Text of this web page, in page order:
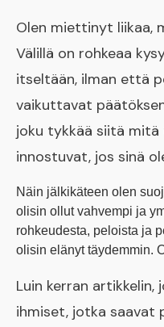
Olen miettinyt liikaa,
Välillä on rohkeaa
itseltään, ilman että
vaikuttavat
joku tykkää siitä mitä
innostuvat, jos sinä
Näin jälkikäteen olen
olisin ollut vahvempi ja
rohkeudesta, peloista ja
olisin elänyt täydemmin.
Luin kerran
ihmiset, jotka saavat